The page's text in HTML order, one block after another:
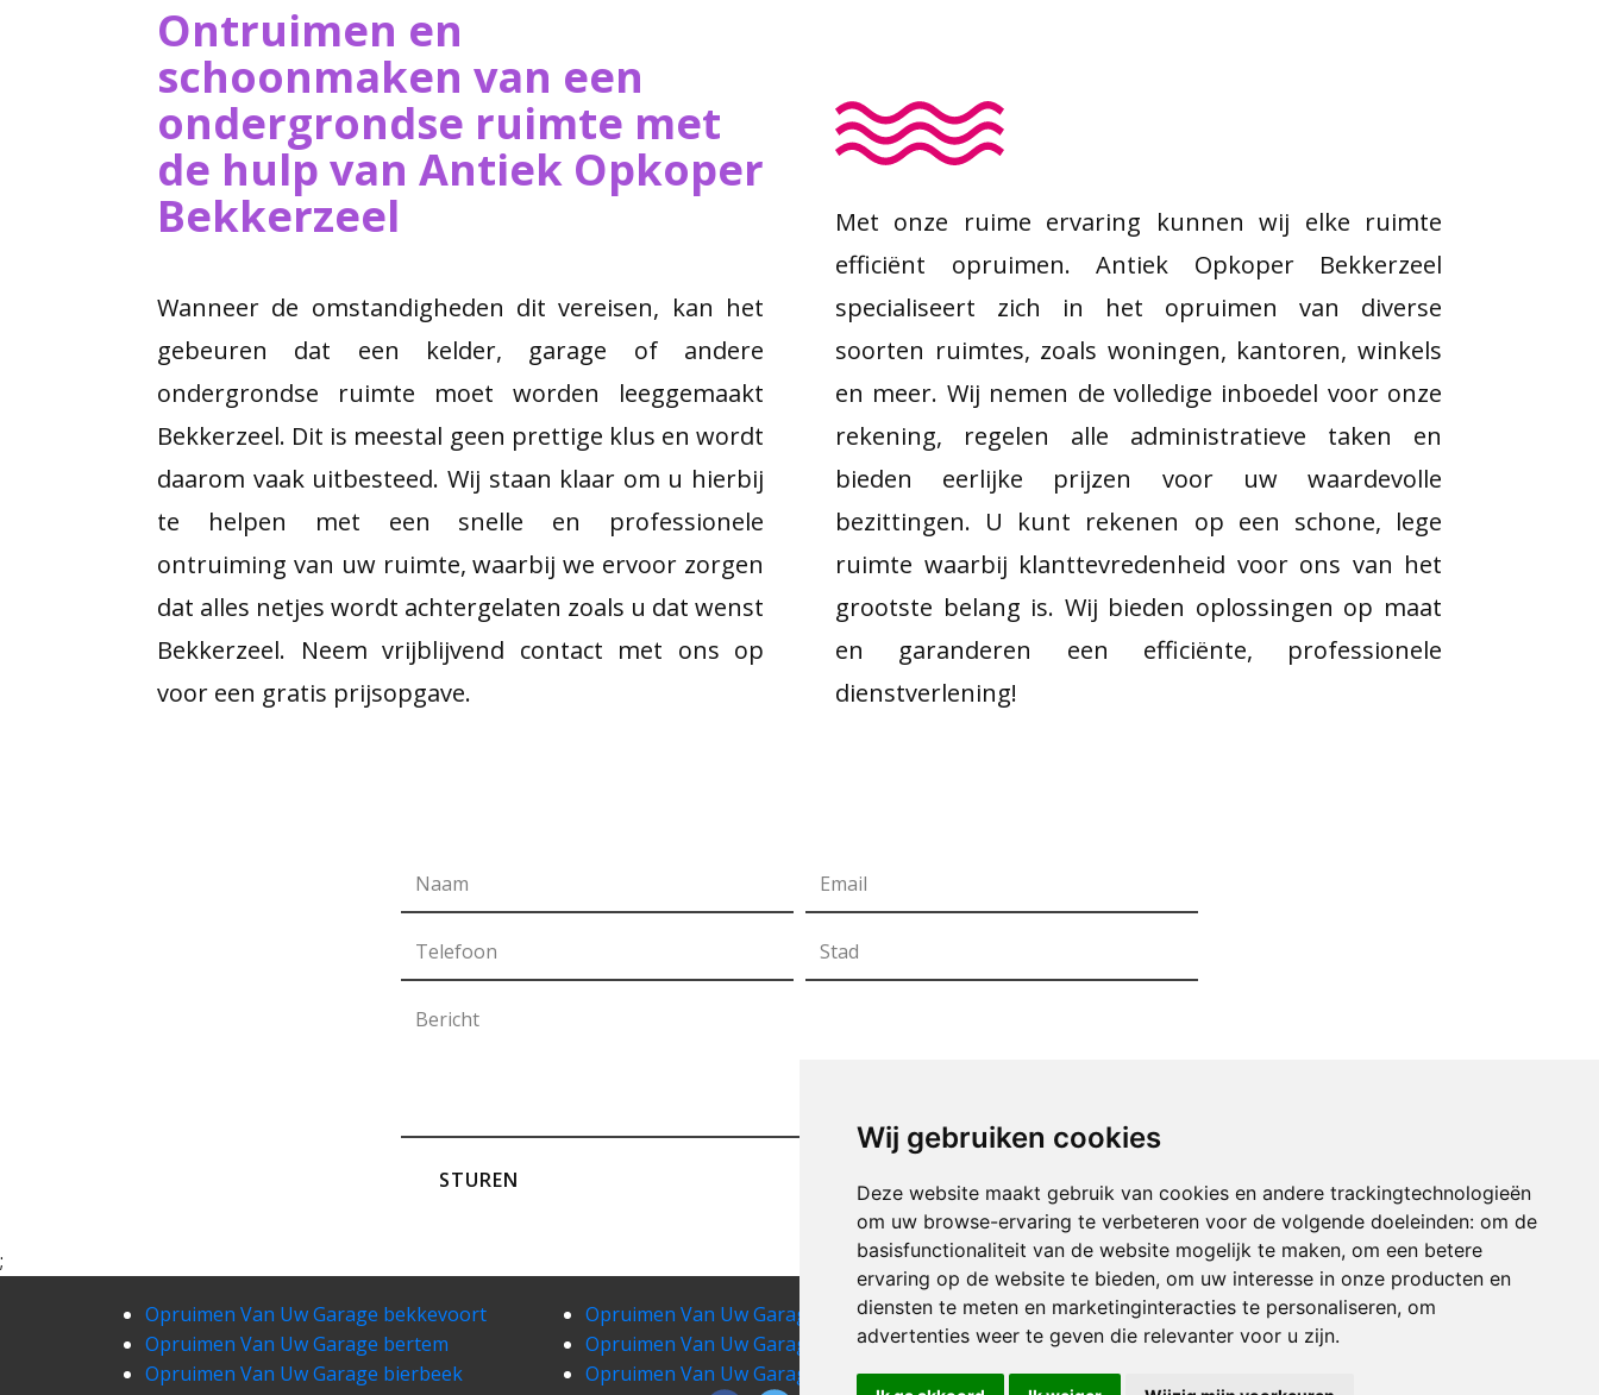
Wij gebruiken cookies
Deze website maakt gebruik van cookies en andere trackingtechnologieën
om uw browse-ervaring te verbeteren voor de volgende doeleinden: om de
basisfunctionaliteit van de website mogelijk te maken, om een betere
ervaring op de website te bieden, om uw interesse in onze producten en
diensten te meten en marketinginteracties te personaliseren, om
advertenties weer te geven die relevanter voor u zijn.
Ontruimen en
schoonmaken van een
ondergrondse ruimte met
de hulp van ​Antiek Opkoper
Bekkerzeel
Wanneer de omstandigheden dit vereisen, kan het
gebeuren dat een kelder, garage of andere
ondergrondse ruimte moet worden leeggemaakt
Bekkerzeel. Dit is meestal geen prettige klus en wordt
daarom vaak uitbesteed. Wij staan klaar om u hierbij
te helpen met een snelle en professionele
ontruiming van uw ruimte, waarbij we ervoor zorgen
dat alles netjes wordt achtergelaten zoals u dat wenst
Bekkerzeel. Neem vrijblijvend contact met ons op
voor een gratis prijsopgave.
Met onze ruime ervaring kunnen wij elke ruimte
efficiënt opruimen. Antiek Opkoper Bekkerzeel
specialiseert zich in het opruimen van diverse
soorten ruimtes, zoals woningen, kantoren, winkels
en meer. Wij nemen de volledige inboedel voor onze
rekening, regelen alle administratieve taken en
bieden eerlijke prijzen voor uw waardevolle
bezittingen. U kunt rekenen op een schone, lege
ruimte waarbij klanttevredenheid voor ons van het
grootste belang is. Wij bieden oplossingen op maat
en garanderen een efficiënte, professionele
dienstverlening!
STUREN
;
Opruimen Van Uw Garage bekkevoort Opruimen Van Uw Garage bellingen
Opruimen Van Uw Garage berg
Opruimen Van Uw Garage bertem
Opruimen Van Uw Garage betekom
Opruimen Van Uw Garage bever
Opruimen Van Uw Garage bierbeek
Opruimen Van Uw Garage binkom Opruimen Van Uw Garage blanden